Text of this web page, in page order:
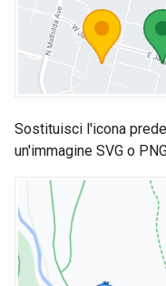
Sostituisci l'icona
un'immagine SVG o